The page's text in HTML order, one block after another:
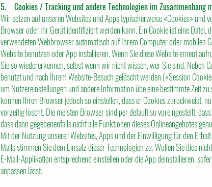
5. Cookies / Tracking und andere Technologien im Zusammenhang
Wir setzen auf unseren Websites und Apps typischerweise «Cookies» und
Browser oder Ihr Gerät identifiziert werden kann. Ein Cookie ist eine Datei,
verwendeten Webbrowser automatisch auf Ihrem Computer oder mobilen
Website benutzen oder App installieren. Wenn Sie diese Website erneut
Sie so wiedererkennen, selbst wenn wir nicht wissen, wer Sie sind. Neben
benutzt und nach Ihrem Website-Besuch gelöscht werden («Session
um Nutzereinstellungen und andere Information übe eine bestimmte Zeit
können Ihren Browser jedoch so einstellen, dass er Cookies zurückweist,
vorzeitig löscht. Die meisten Browser sind per default so voreingestellt,
dass dann gegebenenfalls nicht alle Funktionen dieses Onlineangebotes
Mit der Nutzung unserer Websites, Apps und der Einwilligung für den
Mails stimmen Sie dem Einsatz dieser Technologien zu. Wollen Sie dies
E-Mail-Applikation entsprechend einstellen oder die App deinstallieren,
anpassen lässt.